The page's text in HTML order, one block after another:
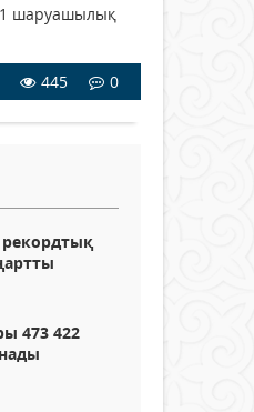
шаруашылық
445 0
473 422